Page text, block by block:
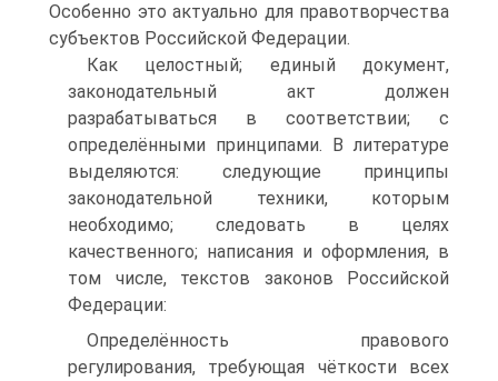
Особенно это актуально для правотворчества
субъектов Российской Федерации.
Как целостный; единый документ,
законодательный акт должен
разрабатываться в соответствии; с
определёнными принципами. В литературе
выделяются: следующие принципы
законодательной техники, которым
необходимо; следовать в целях
качественного; написания и оформления, в
том числе, текстов законов Российской
Федерации:
Определённость правового
регулирования, требующая чёткости всех